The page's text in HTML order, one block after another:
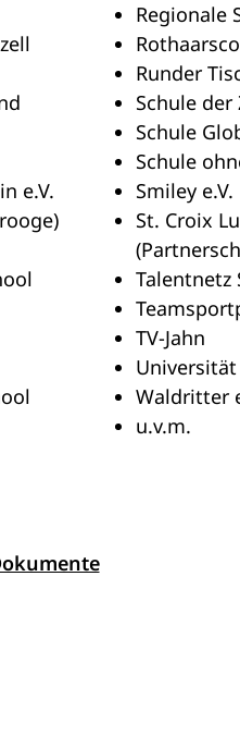
e.V.
Regionale
Runder
Schule
Schule
Schule
Smiley e.V.
St. Croix
Talentnetz
TV-Jahn
Universität
Waldritter
u.v.m.